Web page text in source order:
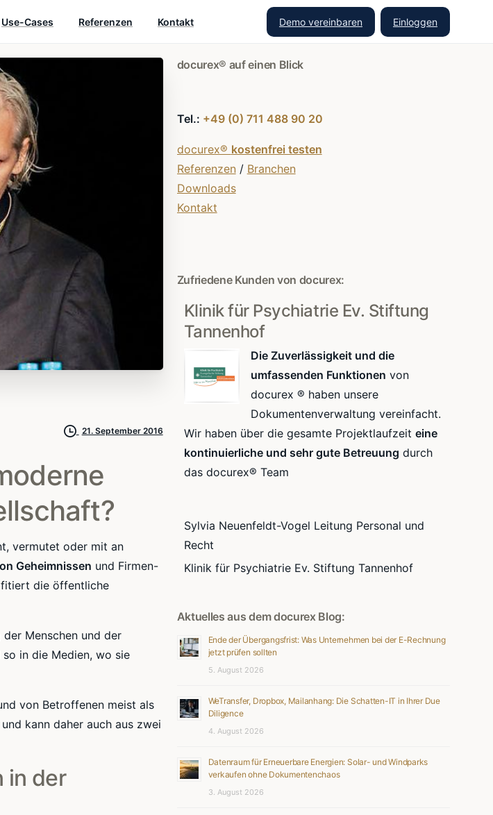
Use-Cases Referenzen Kontakt Demo vereinbaren Einloggen
21. September 2016
vermutet oder mit an
Geheimnissen und Firmen-
die öffentliche
Menschen und der
in die Medien, wo sie
von Betroffenen meist als
kann daher auch aus zwei
in der
docurex® auf einen Blick
Tel.: +49 (0) 711 488 90 20
docurex® kostenfrei testen
Referenzen / Branchen
Downloads
Kontakt
Zufriedene Kunden von docurex:
Klinik für Psychiatrie Ev. Stiftung
Tannenhof
Die Zuverlässigkeit und die
umfassenden Funktionen von
docurex ® haben unsere
Dokumentenverwaltung vereinfacht.
Wir haben über die gesamte Projektlaufzeit eine
kontinuierliche und sehr gute Betreuung durch
das docurex® Team
Sylvia Neuenfeldt-Vogel Leitung Personal und
Recht
Klinik für Psychiatrie Ev. Stiftung Tannenhof
Aktuelles aus dem docurex Blog:
Ende der Übergangsfrist: Was Unternehmen bei der E-Rechnung
jetzt prüfen sollten
5. August 2026
WeTransfer, Dropbox, Mailanhang: Die Schatten-IT in Ihrer Due
Diligence
4. August 2026
Datenraum für Erneuerbare Energien: Solar- und Windparks
verkaufen ohne Dokumentenchaos
3. August 2026